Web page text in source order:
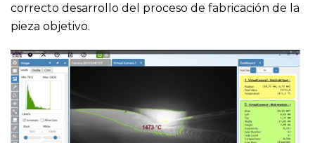
correcto desarrollo del proceso de fabricación de la
pieza objetivo.